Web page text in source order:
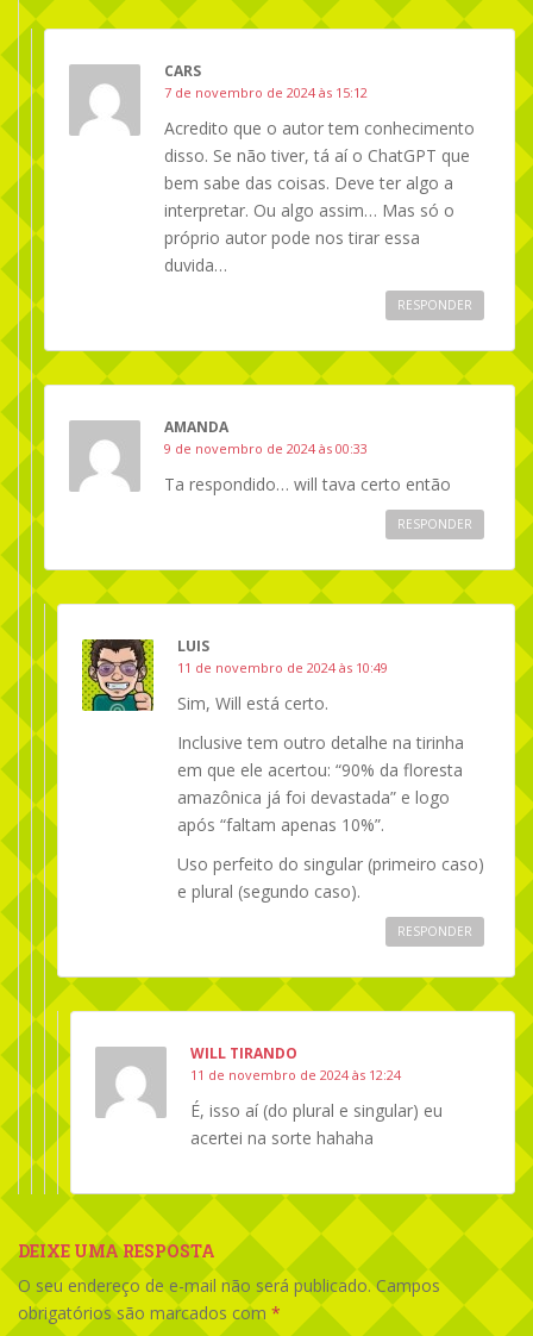
CARS
7 de novembro de 2024 às 15:12
Acredito que o autor tem conhecimento
disso. Se não tiver, tá aí o ChatGPT que
bem sabe das coisas. Deve ter algo a
interpretar. Ou algo assim… Mas só o
próprio autor pode nos tirar essa
duvida…
RESPONDER
AMANDA
9 de novembro de 2024 às 00:33
Ta respondido… will tava certo então
RESPONDER
LUIS
11 de novembro de 2024 às 10:49
Sim, Will está certo.
Inclusive tem outro detalhe na tirinha
em que ele acertou: “90% da floresta
amazônica já foi devastada” e logo
após “faltam apenas 10%”.
Uso perfeito do singular (primeiro caso)
e plural (segundo caso).
RESPONDER
WILL TIRANDO
11 de novembro de 2024 às 12:24
É, isso aí (do plural e singular) eu
acertei na sorte hahaha
DEIXE UMA RESPOSTA
O seu endereço de e-mail não será publicado.Campos
obrigatórios são marcados com *